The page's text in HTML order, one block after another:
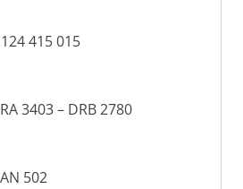
415 015
3403 – DRB 2780
502